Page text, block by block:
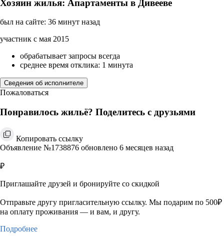
Хозяин жилья: Апартаменты в Дивееве
был на сайте: 36 минут назад
участник с мая 2015
обрабатывает запросы всегда
среднее время отклика: 1 минута
Сведения об исполнителе
Пожаловаться
Понравилось жильё? Поделитесь с друзьями
Копировать ссылку
Объявление №1738876 обновлено 6 месяцев назад
₽
Приглашайте друзей и бронируйте со скидкой
Отправьте другу пригласительную ссылку. Мы подарим по 500₽
на оплату проживания — и вам, и другу.
Подробнее